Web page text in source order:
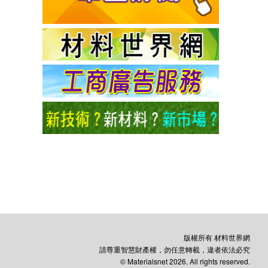
版權所有 材料世界網
請尊重智慧財產權，勿任意轉載，違者依法必究
© Materialsnet 2026. All rights reserved.